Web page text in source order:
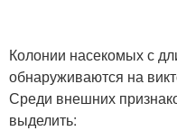
Колонии насекомых с
обнаруживаются на
Среди внешних
выделить: